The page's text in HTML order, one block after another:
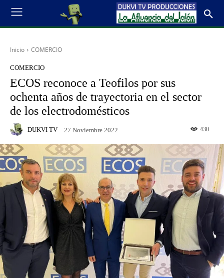
Inicio COMERCIO
COMERCIO
ECOS reconoce a Teofilos por sus
ochenta años de trayectoria en el sector
de los electrodomésticos
DUKVI TV 27 Noviembre 2022 430